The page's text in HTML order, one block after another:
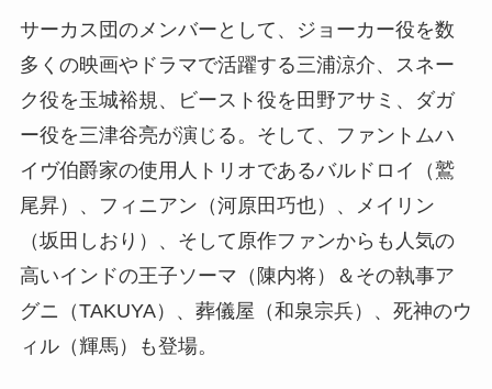
サーカス団のメンバーとして、ジョーカー役を数
多くの映画やドラマで活躍する三浦涼介、スネー
ク役を玉城裕規、ビースト役を田野アサミ、ダガ
ー役を三津谷亮が演じる。そして、ファントムハ
イヴ伯爵家の使用人トリオであるバルドロイ（鷲
尾昇）、フィニアン（河原田巧也）、メイリン
（坂田しおり）、そして原作ファンからも人気の
高いインドの王子ソーマ（陳内将）＆その執事ア
グニ（TAKUYA）、葬儀屋（和泉宗兵）、死神のウ
ィル（輝馬）も登場。